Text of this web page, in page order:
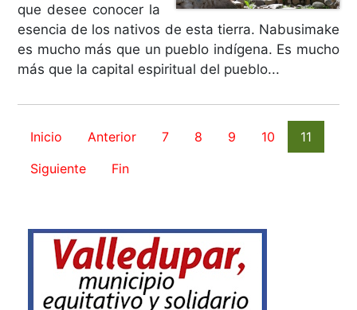
que desee conocer la
esencia de los nativos de esta tierra. Nabusimake
es mucho más que un pueblo indígena. Es mucho
más que la capital espiritual del pueblo...
Inicio Anterior 7 8 9 10
11
Siguiente
Fin